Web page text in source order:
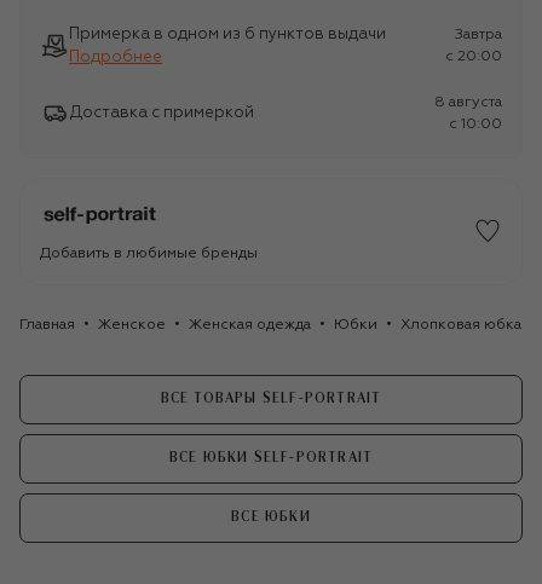
Примерка в одном из 6 пунктов выдачи
Подробнее
Завтра
c 20:00
Доставка с примеркой
8 августа
c 10:00
Добавить в любимые бренды
Главная Женское Женская одежда Юбки Хлопковая юбка
ВСЕ ТОВАРЫ SELF-PORTRAIT
ВСЕ ЮБКИ SELF-PORTRAIT
ВСЕ ЮБКИ